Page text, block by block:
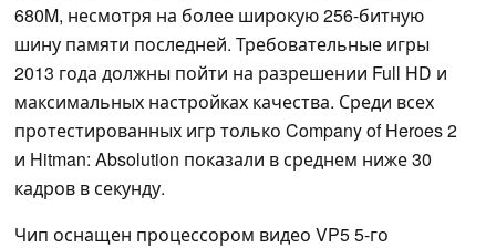
680M, несмотря на более широкую 256-битную
шину памяти последней. Требовательные игры
2013 года должны пойти на разрешении Full HD и
максимальных настройках качества. Среди всех
протестированных игр только Company of Heroes 2
и Hitman: Absolution показали в среднем ниже 30
кадров в секунду.
Чип оснащен процессором видео VP5 5-го